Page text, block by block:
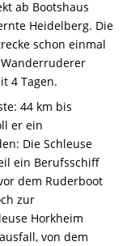
ab Bootshaus
Heidelberg. Die
schon einmal
4 Tagen.
44 km bis
er ein
Die Schleuse
ein Berufsschiff
dem Ruderboot
zur
Horkheim
von dem